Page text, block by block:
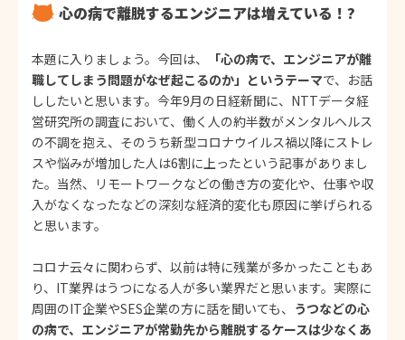
心の病で離脱するエンジニアは増えている！?
本題に入りましょう。今回は、
「心の病で、エンジニアが離
職してしまう問題がなぜ起こるのか」というテーマで、お話
ししたいと思います。今年9月の日経新聞に、NTTデータ経
営研究所の調査において、働く人の約半数がメンタルヘルス
の不調を抱え、そのうち新型コロナウイルス禍以降にストレ
スや悩みが増加した人は6割に上ったという記事がありまし
た。当然、リモートワークなどの働き方の変化や、仕事や収
入がなくなったなどの深刻な経済的変化も原因に挙げられる
と思います。
コロナ云々に関わらず、以前は特に残業が多かったこともあ
り、IT業界はうつになる人が多い業界だと思います。実際に
周囲のIT企業やSES企業の方に話を聞いても、 うつなどの心
の病で、エンジニアが常勤先から離脱するケースは少なくあ